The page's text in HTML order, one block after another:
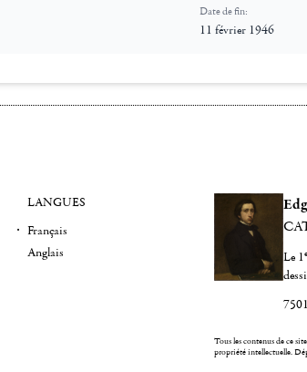
Date de fin:
11 février 1946
Le 1
Tous les contenus de ce
propriété intellectuelle.
LANGUES
Français
Anglais